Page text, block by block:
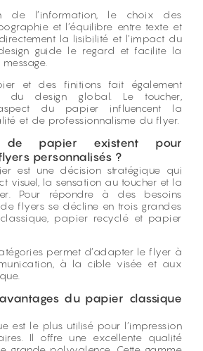
de l’information, le choix des
et l’équilibre entre texte et
la lisibilité et l’impact du
guide le regard et facilite la
et des finitions fait également
du design global. Le toucher,
du papier influencent la
et de professionnalisme du flyer.
de papier existent pour
personnalisés ?
est une décision stratégique qui
visuel, la sensation au toucher et la
Pour répondre à des besoins
flyers se décline en trois grandes
papier recyclé et papier
permet d’adapter le flyer à
à la cible visée et aux
du papier classique
est le plus utilisé pour l’impression
Il offre une excellente qualité